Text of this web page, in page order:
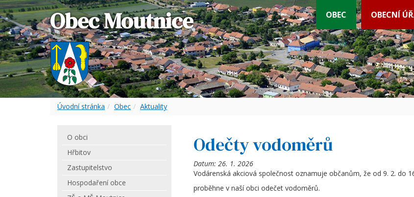
OBEC OBECNÍ
Obec Moutnice
Úvodní stránka Obec Aktuality
O obci
Hřbitov
Zastupitelstvo
Hospodaření obce
Odečty vodoměrů
Datum: 26. 1. 2026
Vodárenská akciová společnost oznamuje občanům, že od 9. 2. do
proběhne v naší obci odečet vodoměrů.